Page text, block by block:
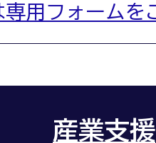
用フォームを
産業支援